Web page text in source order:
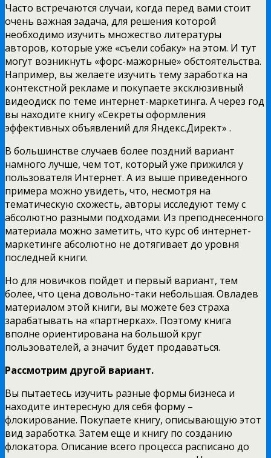
Часто встречаются случаи, когда перед вами стоит
очень важная задача, для решения которой
необходимо изучить множество литературы
авторов, которые уже «съели собаку» на этом. И тут
могут возникнуть «форс-мажорные» обстоятельства.
Например, вы желаете изучить тему заработка на
контекстной рекламе и покупаете эксклюзивный
видеодиск по теме интернет-маркетинга. А через год
вы находите книгу «Секреты оформления
эффективных объявлений для Яндекс.Директ» .
В большинстве случаев более поздний вариант
намного лучше, чем тот, который уже прижился у
пользователя Интернет. А из выше приведенного
примера можно увидеть, что, несмотря на
тематическую схожесть, авторы исследуют тему с
абсолютно разными подходами. Из преподнесенного
материала можно заметить, что курс об интернет-
маркетинге абсолютно не дотягивает до уровня
последней книги.
Но для новичков пойдет и первый вариант, тем
более, что цена довольно-таки небольшая. Овладев
материалом этой книги, вы можете без страха
зарабатывать на «партнерках». Поэтому книга
вполне ориентирована на большой круг
пользователей, а значит будет продаваться.
Рассмотрим другой вариант.
Вы пытаетесь изучить разные формы бизнеса и
находите интересную для себя форму –
флокирование. Покупаете книгу, описывающую этот
вид заработка. Затем еще и книгу по созданию
флокатора. Описание всего процесса расписано до